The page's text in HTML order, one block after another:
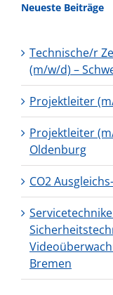
Neueste Beiträge
Technische/r
(m/w/d) –
Projektleiter
Projektleiter
Oldenburg
CO2
Bremen